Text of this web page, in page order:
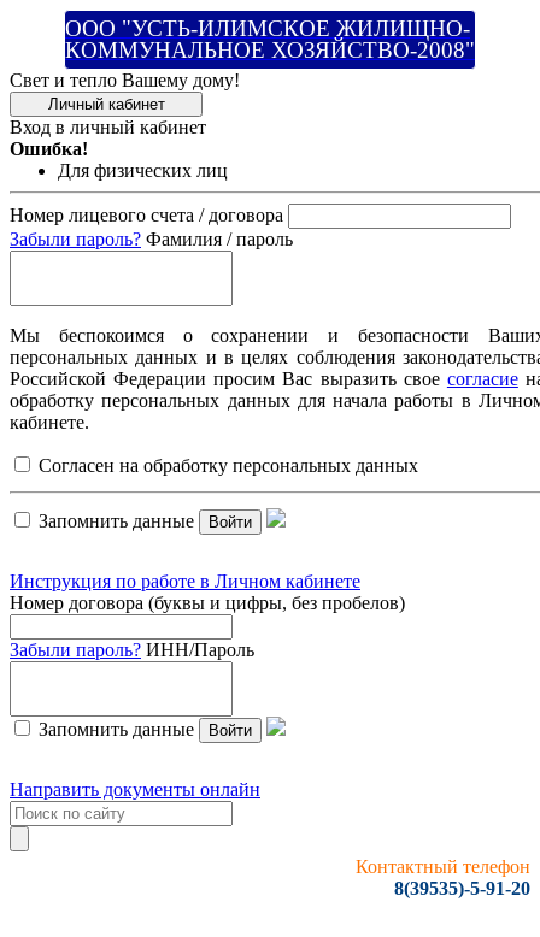
ООО "УСТЬ-ИЛИМСКОЕ ЖИЛИЩНО-
КОММУНАЛЬНОЕ ХОЗЯЙСТВО-2008"
Свет и тепло Вашему дому!
Личный кабинет
Вход в личный кабинет
Ошибка!
Для физических лиц
Номер лицевого счета / договора
Забыли пароль? Фамилия / пароль
Мы беспокоимся о сохранении и безопасности
персональных данных и в целях соблюдения
Российской Федерации просим Вас выразить свое согласие
обработку персональных данных для начала работы в
кабинете.
Согласен на обработку персональных данных
Запомнить данные Войти
Инструкция по работе в Личном кабинете
Номер договора (буквы и цифры, без пробелов)
Забыли пароль? ИНН/Пароль
Запомнить данные Войти
Направить документы онлайн
Контактный телефон
8(39535)-5-91-20